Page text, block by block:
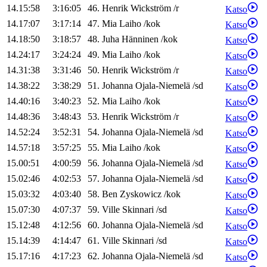
14.15:58 3:16:05 46. Henrik Wickström /r
Katso
14.17:07
3:17:14 47. Mia Laiho /kok
Katso
14.18:50
3:18:57 48. Juha Hänninen /kok
Katso
14.24:17
3:24:24 49. Mia Laiho /kok
Katso
14.31:38
3:31:46 50. Henrik Wickström /r
Katso
14.38:22
3:38:29 51. Johanna Ojala-Niemelä /sd
Katso
14.40:16
3:40:23 52. Mia Laiho /kok
Katso
14.48:36
3:48:43 53. Henrik Wickström /r
Katso
14.52:24
3:52:31 54. Johanna Ojala-Niemelä /sd
Katso
14.57:18
3:57:25 55. Mia Laiho /kok
Katso
15.00:51
4:00:59 56. Johanna Ojala-Niemelä /sd
Katso
15.02:46
4:02:53 57. Johanna Ojala-Niemelä /sd
Katso
15.03:32
4:03:40 58. Ben Zyskowicz /kok
Katso
15.07:30
4:07:37 59. Ville Skinnari /sd
Katso
15.12:48
4:12:56 60. Johanna Ojala-Niemelä /sd
Katso
15.14:39
4:14:47 61. Ville Skinnari /sd
Katso
15.17:16
4:17:23 62. Johanna Ojala-Niemelä /sd
Katso